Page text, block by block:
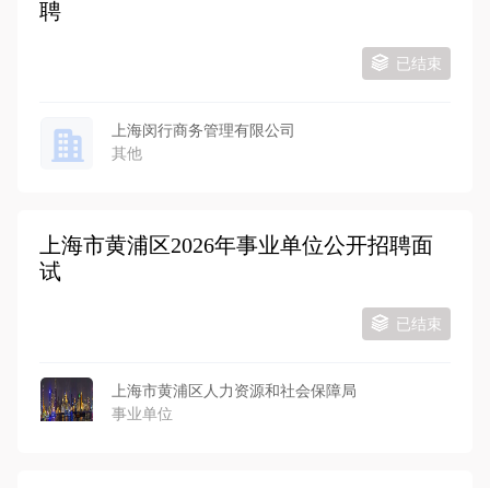
聘
已结束
上海闵行商务管理有限公司
其他
上海市黄浦区2026年事业单位公开招聘面
试
已结束
上海市黄浦区人力资源和社会保障局
事业单位